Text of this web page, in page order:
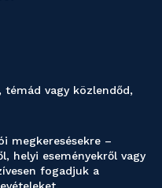
vagy közlendőd,
megkeresésekre –
helyi eseményekről vagy
fogadjuk a